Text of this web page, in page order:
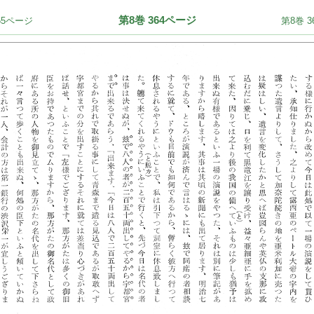
第8巻 364ページ